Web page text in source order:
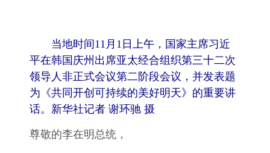
当地时间11月1日上午，国家主席习近
平在韩国庆州出席亚太经合组织第三十二次
领导人非正式会议第二阶段会议，并发表题
为《共同开创可持续的美好明天》的重要讲
话。新华社记者 谢环驰 摄
尊敬的李在明总统，